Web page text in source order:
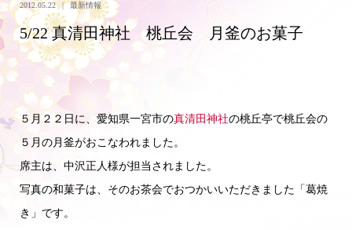
2012.05.22 最新情報
5/22 真清田神社 桃丘会 月釜のお菓子
５月２２日に、愛知県一宮市の真清田神社の桃丘亭で桃丘会の
５月の月釜がおこなわれました。
席主は、中沢正人様が担当されました。
写真の和菓子は、そのお茶会でおつかいいただきました「葛焼
き」です。